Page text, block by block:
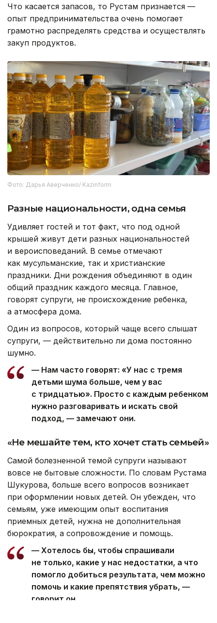
Что касается запасов, то Рустам признается —
опыт предпринимательства очень помогает
грамотно распределять средства и осуществлять
закуп продуктов.
Фото: Дарья Аверченко/ Kazinform
Разные национальности, одна семья
Удивляет гостей и тот факт, что под одной
крышей живут дети разных национальностей
и вероисповеданий. В семье отмечают
как мусульманские, так и христианские
праздники. Дни рождения объединяют в один
общий праздник каждого месяца. Главное,
говорят супруги, не происхождение ребенка,
а атмосфера дома.
Один из вопросов, который чаще всего слышат
супруги, — действительно ли дома постоянно
шумно.
— Нам часто говорят: «У нас с тремя
детьми шума больше, чем у вас
с тридцатью». Просто с каждым ребенком
нужно разговаривать и искать свой
подход, — замечают они.
«Не мешайте тем, кто хочет стать семьей»
Самой болезненной темой супруги называют
вовсе не бытовые сложности. По словам Рустама
Шукурова, больше всего вопросов возникает
при оформлении новых детей. Он убежден, что
семьям, уже имеющим опыт воспитания
приемных детей, нужна не дополнительная
бюрократия, а сопровождение и помощь.
— Хотелось бы, чтобы спрашивали
не только, какие у нас недостатки, а что
помогло добиться результата, чем можно
помочь и какие препятствия убрать, —
говорит он.